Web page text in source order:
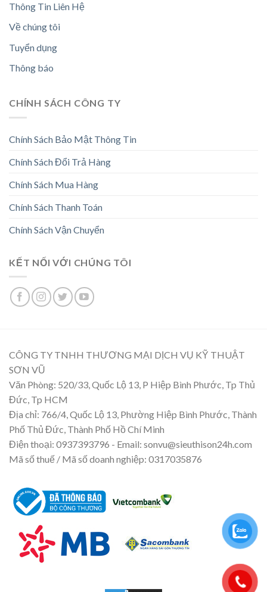
Thông Tin Liên Hệ
Về chúng tôi
Tuyển dụng
Thông báo
CHÍNH SÁCH CÔNG TY
Chính Sách Bảo Mật Thông Tin
Chính Sách Đổi Trả Hàng
Chính Sách Mua Hàng
Chính Sách Thanh Toán
Chính Sách Vận Chuyển
KẾT NỐI VỚI CHÚNG TÔI
CÔNG TY TNHH THƯƠNG MẠI DỊCH VỤ KỸ THUẬT
SƠN VŨ
Văn Phòng: 520/33, Quốc Lộ 13, P Hiệp Bình Phước, Tp Thủ
Đức, Tp HCM
Địa chỉ: 766/4, Quốc Lộ 13, Phường Hiệp Bình Phước, Thành
Phố Thủ Đức, Thành Phố Hồ Chí Minh
Điện thoại: 0937393796 - Email: sonvu@sieuthison24h.com
Mã số thuế / Mã số doanh nghiệp: 0317035876